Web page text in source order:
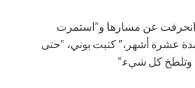
انحرفت عن مسارها و”استمرت
عشرة أشهر،” كتبت بوني، “حتى
وتلطخ كل شيء.”